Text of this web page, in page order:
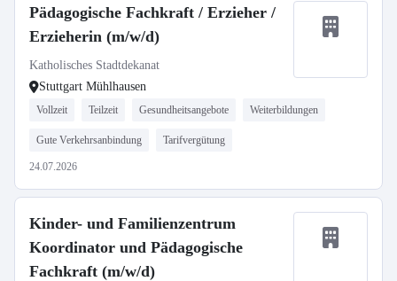
Pädagogische Fachkraft / Erzieher /
Erzieherin (m/w/d)
Katholisches Stadtdekanat
Stuttgart Mühlhausen
Vollzeit Teilzeit Gesundheitsangebote Weiterbildungen
Gute Verkehrsanbindung Tarifvergütung
24.07.2026
Kinder- und Familienzentrum
Koordinator und Pädagogische
Fachkraft (m/w/d)